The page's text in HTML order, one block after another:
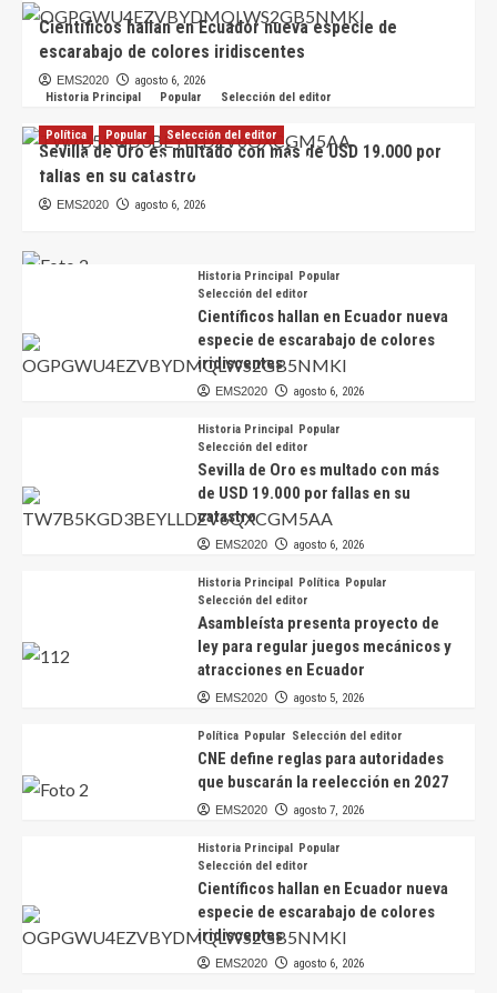
Científicos hallan en Ecuador nueva especie de
escarabajo de colores iridiscentes
EMS2020
agosto 6, 2026
Historia Principal
Popular Selección del editor
Sevilla de Oro es multado con más de USD 19.000 por
fallas en su catastro
EMS2020 agosto 6, 2026
Política Popular Selección del editor
CNE define reglas para autoridades que buscarán
la reelección en 2027
Historia Principal
Popular
Selección del editor
Científicos hallan en Ecuador nueva
especie de escarabajo de colores
iridiscentes
EMS2020 agosto 6, 2026
Historia Principal
Popular
Selección del editor
Sevilla de Oro es multado con más
de USD 19.000 por fallas en su
catastro
EMS2020 agosto 6, 2026
Historia Principal Política Popular
Selección del editor
Asambleísta presenta proyecto de
ley para regular juegos mecánicos y
atracciones en Ecuador
EMS2020 agosto 5, 2026
Política Popular Selección del editor
CNE define reglas para autoridades
que buscarán la reelección en 2027
EMS2020 agosto 7, 2026
Historia Principal
Popular
Selección del editor
Científicos hallan en Ecuador nueva
especie de escarabajo de colores
iridiscentes
EMS2020 agosto 6, 2026